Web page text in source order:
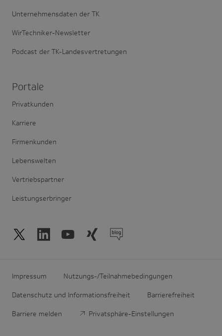
Unternehmensdaten der TK
WirTechniker-Newsletter
Podcast der TK-Landesvertretungen
Portale
Privatkunden
Karriere
Firmenkunden
Lebenswelten
Vertriebspartner
Leistungserbringer
Impressum Nutzungs-/Teilnahmebedingungen
Datenschutz und Informationsfreiheit Barrierefreiheit
Barriere melden Privatsphäre-Einstellungen